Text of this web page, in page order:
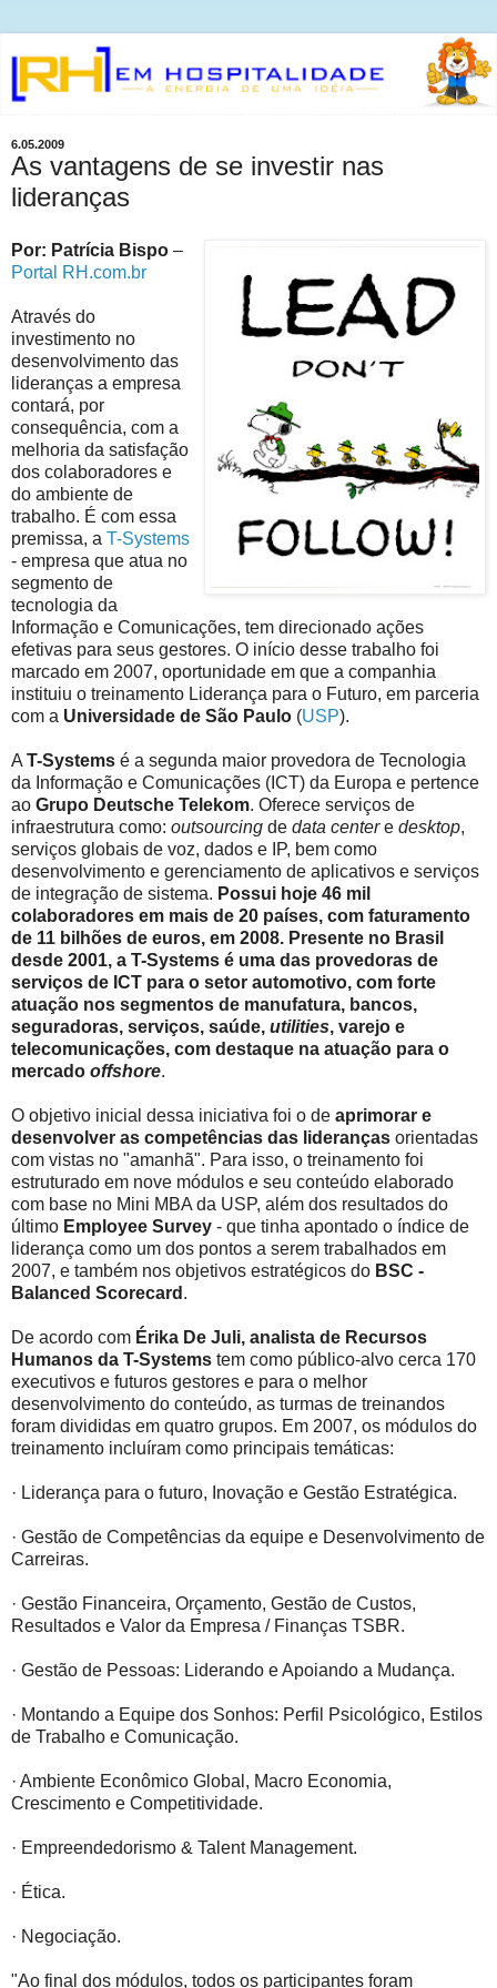
6.05.2009
As vantagens de se investir nas
lideranças
Por: Patrícia Bispo –
Portal RH.com.br
Através do
investimento no
desenvolvimento das
lideranças a empresa
contará, por
consequência, com a
melhoria da satisfação
dos colaboradores e
do ambiente de
trabalho. É com essa
premissa, a T-Systems
- empresa que atua no
segmento de
tecnologia da
Informação e Comunicações, tem direcionado ações
efetivas para seus gestores. O início desse trabalho foi
marcado em 2007, oportunidade em que a companhia
instituiu o treinamento Liderança para o Futuro, em parceria
com a Universidade de São Paulo (USP).
A T-Systems é a segunda maior provedora de Tecnologia
da Informação e Comunicações (ICT) da Europa e pertence
ao Grupo Deutsche Telekom. Oferece serviços de
infraestrutura como: outsourcing de data centere desktop,
serviços globais de voz, dados e IP, bem como
desenvolvimento e gerenciamento de aplicativos e serviços
de integração de sistema. Possui hoje 46 mil
colaboradores em mais de 20 países, com faturamento
de 11 bilhões de euros, em 2008. Presente no Brasil
desde 2001, a T-Systems é uma das provedoras de
serviços de ICT para o setor automotivo, com forte
atuação nos segmentos de manufatura, bancos,
seguradoras, serviços, saúde, utilities, varejo e
telecomunicações, com destaque na atuação para o
mercado offshore.
O objetivo inicial dessa iniciativa foi o de aprimorar e
desenvolver as competências das lideranças orientadas
com vistas no "amanhã". Para isso, o treinamento foi
estruturado em nove módulos e seu conteúdo elaborado
com base no Mini MBA da USP, além dos resultados do
último Employee Survey - que tinha apontado o índice de
liderança como um dos pontos a serem trabalhados em
2007, e também nos objetivos estratégicos do BSC -
Balanced Scorecard .
De acordo com Érika De Juli, analista de Recursos
Humanos da T-Systems tem como público-alvo cerca 170
executivos e futuros gestores e para o melhor
desenvolvimento do conteúdo, as turmas de treinandos
foram divididas em quatro grupos. Em 2007, os módulos do
treinamento incluíram como principais temáticas:
· Liderança para o futuro, Inovação e Gestão Estratégica.
· Gestão de Competências da equipe e Desenvolvimento de
Carreiras.
· Gestão Financeira, Orçamento, Gestão de Custos,
Resultados e Valor da Empresa / Finanças TSBR.
· Gestão de Pessoas: Liderando e Apoiando a Mudança.
· Montando a Equipe dos Sonhos: Perfil Psicológico, Estilos
de Trabalho e Comunicação.
· Ambiente Econômico Global, Macro Economia,
Crescimento e Competitividade.
· Empreendedorismo & Talent Management.
· Ética.
· Negociação.
"Ao final dos módulos, todos os participantes foram